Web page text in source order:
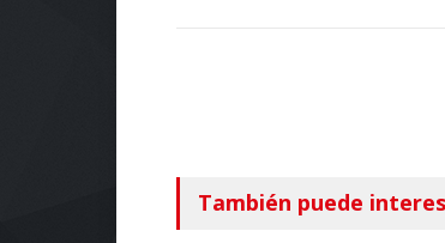
También puede